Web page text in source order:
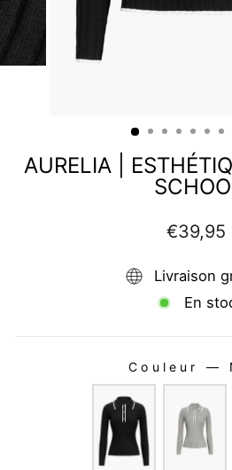
AURELIA |
Prix
régulier
€39,95
Livraison
En
Couleur —
COULEUR